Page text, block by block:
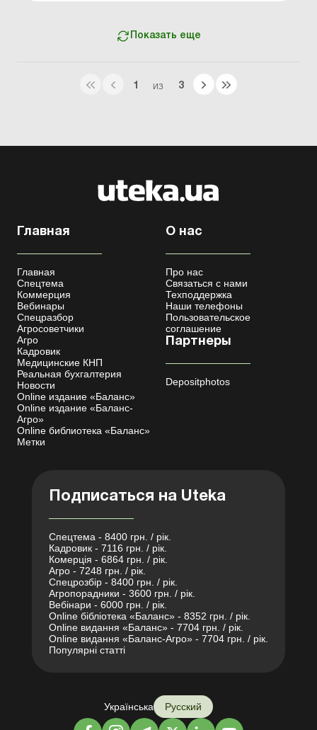
Показать еще
1 ИЗ 3
Главная
Главная
Спецтема
Коммерция
Вебинары
Спецразбор
Агросоветчики
Агро
Кадровик
Медицинские КНП
Реальная бухгалтерия
Новости
Online издание «Баланс»
Online издание «Баланс-
Агро»
Online библиотека «Баланс»
Метки
О нас
Про нас
Связаться с нами
Техподдержка
Наши телефоны
Пользовательское
соглашение
Партнеры
Depositphotos
Подписаться на Uteka
Спецтема - 8400 грн. / рік.
Кадровик - 7116 грн. / рік.
Комерція - 6864 грн. / рік.
Агро - 7248 грн. / рік.
Спецрозбір - 8400 грн. / рік.
Агропорадники - 3600 грн. / рік.
Вебінари - 6000 грн. / рік.
Online бібліотека «Баланс» - 8352 грн. / рік.
Online видання «Баланс» - 7704 грн. / рік.
Online видання «Баланс-Агро» - 7704 грн. / рік.
Популярні статті
Українська Русский